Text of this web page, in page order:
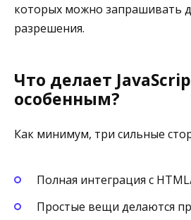
которых можно запрашивать
разрешения.
Что делает
особенным?
Как минимум, три сильные
Полная интеграция с
Простые вещи делаются